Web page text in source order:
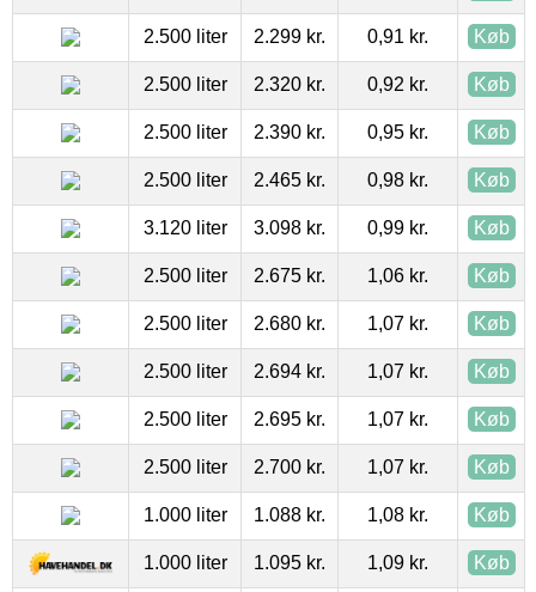
2.500 liter 2.299 kr. 0,91 kr. Køb
2.500 liter 2.320 kr. 0,92 kr. Køb
2.500 liter 2.390 kr. 0,95 kr. Køb
2.500 liter 2.465 kr. 0,98 kr. Køb
3.120 liter 3.098 kr. 0,99 kr. Køb
2.500 liter 2.675 kr. 1,06 kr. Køb
2.500 liter 2.680 kr. 1,07 kr. Køb
2.500 liter 2.694 kr. 1,07 kr. Køb
2.500 liter 2.695 kr. 1,07 kr. Køb
2.500 liter 2.700 kr. 1,07 kr. Køb
1.000 liter 1.088 kr. 1,08 kr. Køb
1.000 liter 1.095 kr. 1,09 kr. Køb